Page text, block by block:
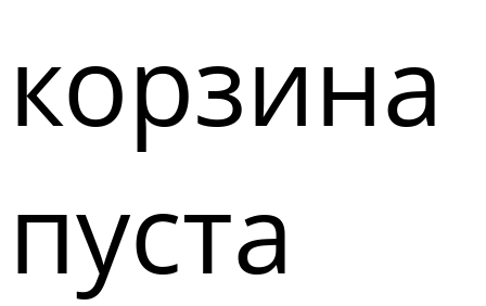
корзина
пуста